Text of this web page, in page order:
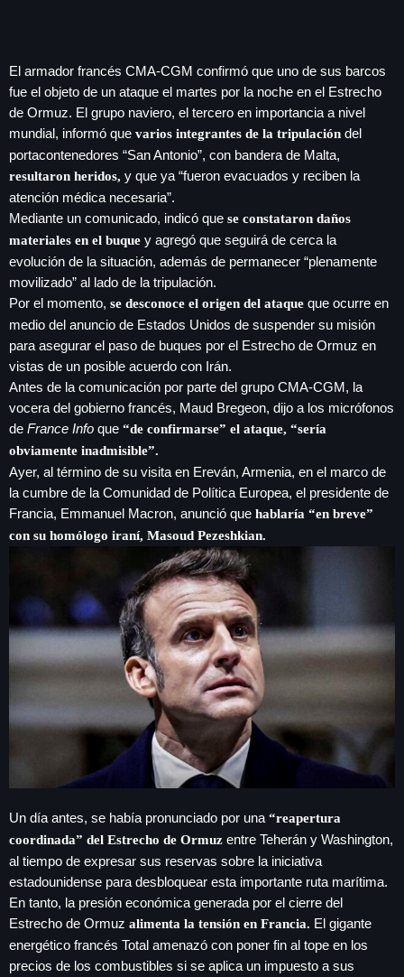
play_arrow
LA CAMPESINA GEORGIA
INICIO
NOTAS
PROGRAMACIÓN
RANKING
COMUNÍCATE
PUBLICIDAD
HISTORIA
SEARCH
SEARCH
Sheinbaum abre la puerta al fracking
y matiza promesa de campaña
Irán anuncia que el acuerdo con Omán
para gestionar el estrecho de Ormuz
está en su ‘fase final de revisión’
Murió Jorge Messi, padre de Lionel, a
El armador francés CMA-CGM confirmó que uno de sus barcos
fue el objeto de un ataque el martes por la noche en el Estrecho
de Ormuz. El grupo naviero, el tercero en importancia a nivel
mundial, informó que varios integrantes de la tripulación del
portacontenedores “San Antonio”, con bandera de Malta,
resultaron heridos, y que ya “fueron evacuados y reciben la
atención médica necesaria”.
Mediante un comunicado, indicó que se constataron daños
materiales en el buque y agregó que seguirá de cerca la
evolución de la situación, además de permanecer “plenamente
movilizado” al lado de la tripulación.
Por el momento, se desconoce el origen del ataque que ocurre en
medio del anuncio de Estados Unidos de suspender su misión
para asegurar el paso de buques por el Estrecho de Ormuz en
vistas de un posible acuerdo con Irán.
Antes de la comunicación por parte del grupo CMA-CGM, la
vocera del gobierno francés, Maud Bregeon, dijo a los micrófonos
de France Info que “de confirmarse” el ataque, “sería
obviamente inadmisible”.
Ayer, al término de su visita en Ereván, Armenia, en el marco de
la cumbre de la Comunidad de Política Europea, el presidente de
Francia, Emmanuel Macron, anunció que hablaría “en breve”
con su homólogo iraní, Masoud Pezeshkian.
Un día antes, se había pronunciado por una “reapertura
coordinada” del Estrecho de Ormuz entre Teherán y Washington,
al tiempo de expresar sus reservas sobre la iniciativa
estadounidense para desbloquear esta importante ruta marítima.
En tanto, la presión económica generada por el cierre del
Estrecho de Ormuz alimenta la tensión en Francia. El gigante
energético francés Total amenazó con poner fin al tope en los
precios de los combustibles si se aplica un impuesto a sus